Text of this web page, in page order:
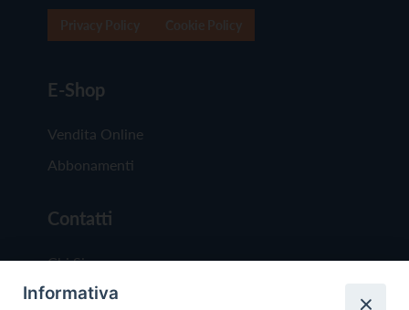
E-Shop
Vendita Online
Abbonamenti
Contatti
Chi Siamo
Redazione
Informativa